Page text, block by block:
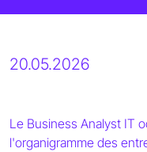
20.05.2026
Le Business Analyst IT
l'organigramme des